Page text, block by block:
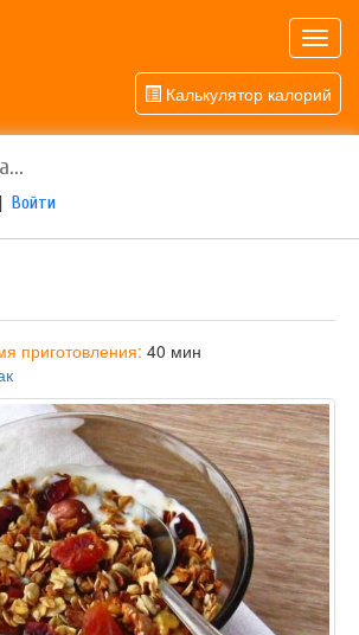
Калькулятор калорий
| Войти
приготовления: 40 мин